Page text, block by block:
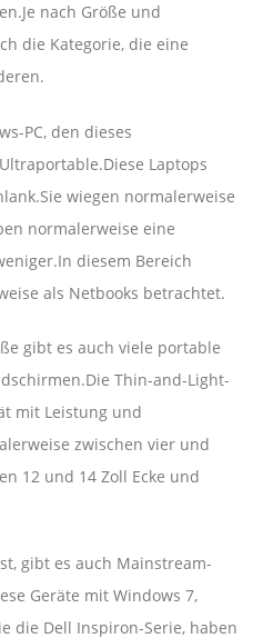
nach Größe und
die Kategorie, die eine
PC, den dieses
Laptops
wiegen normalerweise
normalerweise eine
diesem Bereich
als Netbooks betrachtet.
gibt es auch viele portable
Thin-and-Light-
mit Leistung und
zwischen vier und
12 und 14 Zoll Ecke und
gibt es auch Mainstream-
Geräte mit Windows 7,
die Dell Inspiron-Serie, haben